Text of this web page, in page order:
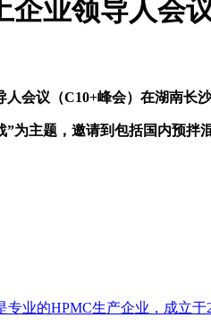
企业领导人会
议（C10+峰会）在湖南长
主题，邀请到包括国内预拌
业的HPMC生产企业，成立于